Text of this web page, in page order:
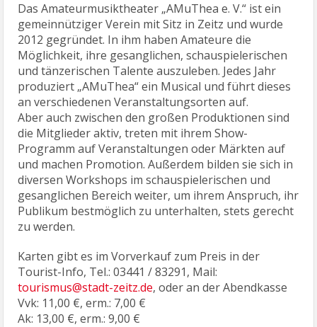
Das Amateurmusiktheater „AMuThea e. V.“ ist ein
gemeinnütziger Verein mit Sitz in Zeitz und wurde
2012 gegründet. In ihm haben Amateure die
Möglichkeit, ihre gesanglichen, schauspielerischen
und tänzerischen Talente auszuleben. Jedes Jahr
produziert „AMuThea“ ein Musical und führt dieses
an verschiedenen Veranstaltungsorten auf.
Aber auch zwischen den großen Produktionen sind
die Mitglieder aktiv, treten mit ihrem Show-
Programm auf Veranstaltungen oder Märkten auf
und machen Promotion. Außerdem bilden sie sich in
diversen Workshops im schauspielerischen und
gesanglichen Bereich weiter, um ihrem Anspruch, ihr
Publikum bestmöglich zu unterhalten, stets gerecht
zu werden.
Karten gibt es im Vorverkauf zum Preis in der
Tourist-Info, Tel.: 03441 / 83291, Mail:
tourismus@stadt-zeitz.de, oder an der Abendkasse
Vvk: 11,00 €, erm.: 7,00 €
Ak: 13,00 €, erm.: 9,00 €